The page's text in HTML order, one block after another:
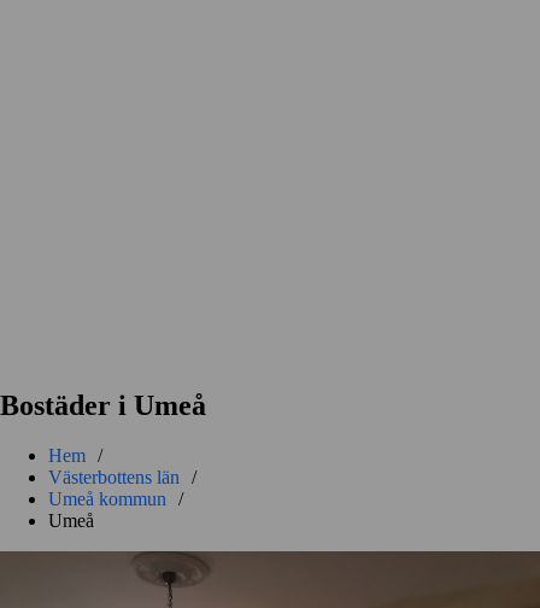
Bostäder i Umeå
Hem /
Västerbottens län /
Umeå kommun /
Umeå